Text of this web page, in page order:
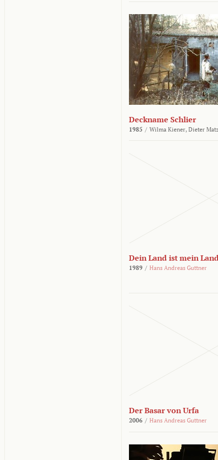
Deckname Schlier
1985 / Wilma Kiener, Dieter
Dein Land ist mein
1989 / Hans Andreas Guttner
Der Basar von Urfa
2006 / Hans Andreas Guttner